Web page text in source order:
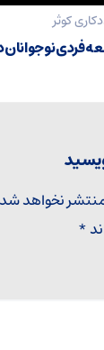
کوثر
فردی
نخواهد
*